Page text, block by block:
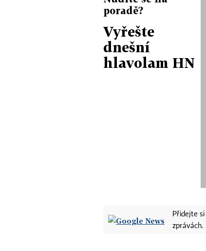
poradě?
Vyřešte
dnešní
hlavolam HN
Přidejte
zprávách.